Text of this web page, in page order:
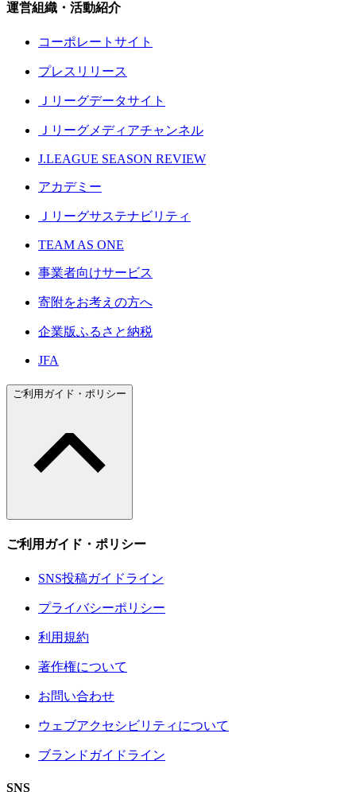
運営組織・活動紹介
コーポレートサイト
プレスリリース
Ｊリーグデータサイト
Ｊリーグメディアチャンネル
J.LEAGUE SEASON REVIEW
アカデミー
Ｊリーグサステナビリティ
TEAM AS ONE
事業者向けサービス
寄附をお考えの方へ
企業版ふるさと納税
JFA
ご利用ガイド・ポリシー
ご利用ガイド・ポリシー
SNS投稿ガイドライン
プライバシーポリシー
利用規約
著作権について
お問い合わせ
ウェブアクセシビリティについて
ブランドガイドライン
SNS